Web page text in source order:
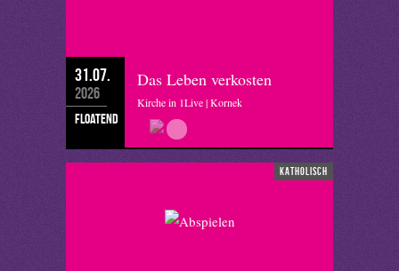
31.07.
2026
floatend
Das Leben verkosten
Kirche in 1Live | Kornek
katholisch